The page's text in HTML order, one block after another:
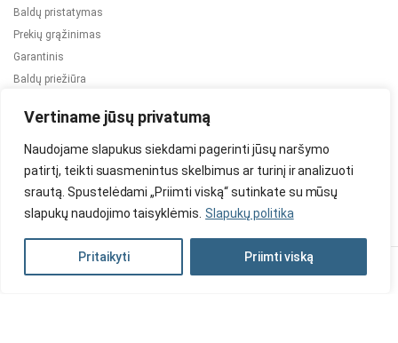
Vertiname jūsų privatumą
Naudojame slapukus siekdami pagerinti jūsų naršymo
patirtį, teikti suasmenintus skelbimus ar turinį ir analizuoti
srautą. Spustelėdami „Priimti viską“ sutinkate su mūsų
slapukų naudojimo taisyklėmis. Slapukų politika
Pritaikyti Priimti viską
Baldų pristatymas
Prekių grąžinimas
Garantinis
Baldų priežiūra
2024 © Visos teisės saugomos. Be TauBaldai.lt sutikimo draudžiama
Asmens duomenų tvarkymas Privatumo politika